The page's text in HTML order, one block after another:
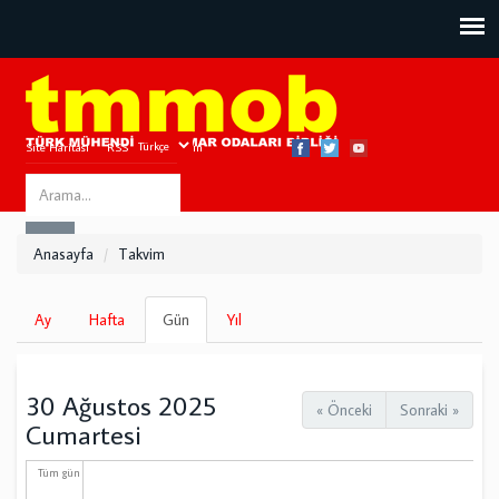
Site Haritası RSS Bize Ulaşın
Search
this
Anasayfa Takvim
Birincil
sekmeler
Ay Hafta Gün
sekme)
Yıl
« Önceki Sonraki »
30 Ağustos 2025
Cumartesi
Tüm gün